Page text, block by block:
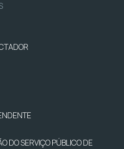
DO SERVIÇO PÚBLICO DE